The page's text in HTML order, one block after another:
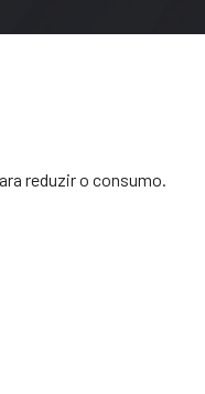
reduzir o consumo.